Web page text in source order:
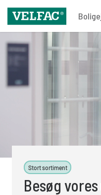
Stort sortiment
Besøg vores